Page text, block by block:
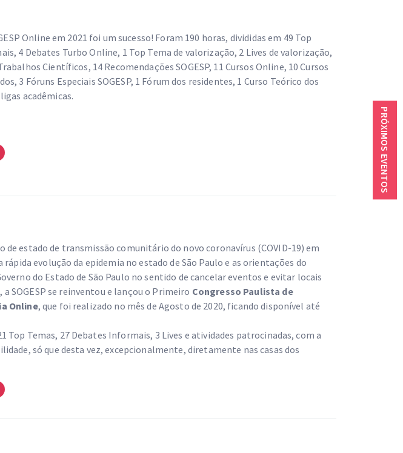
Online em 2021 foi um sucesso! Foram 190 horas, divididas em 49 Top
4 Debates Turbo Online, 1 Top Tema de valorização, 2 Lives de valorização,
Científicos, 14 Recomendações SOGESP, 11 Cursos Online, 10 Cursos
3 Fóruns Especiais SOGESP, 1 Fórum dos residentes, 1 Curso Teórico dos
acadêmicas.
de estado de transmissão comunitário do novo coronavírus (COVID-19) em
evolução da epidemia no estado de São Paulo e as orientações do
do Estado de São Paulo no sentido de cancelar eventos e evitar locais
SOGESP se reinventou e lançou o Primeiro Congresso Paulista de
Online, que foi realizado no mês de Agosto de 2020, ficando disponível até
Top Temas, 27 Debates Informais, 3 Lives e atividades patrocinadas, com a
só que desta vez, excepcionalmente, diretamente nas casas dos
PRÓXIMOS EVENTOS